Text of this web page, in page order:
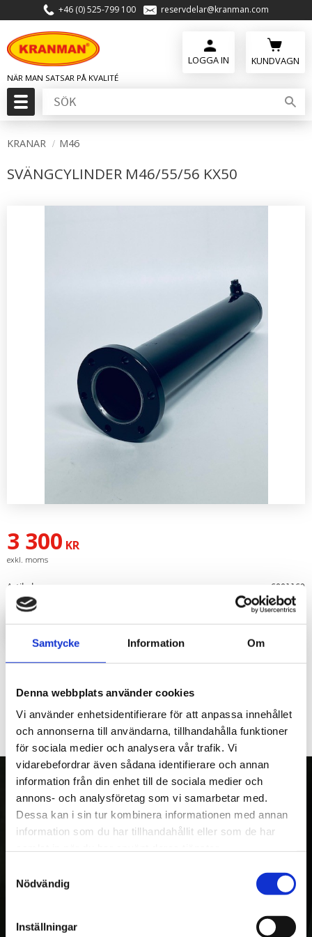
Samtycke Information Om
Denna webbplats använder cookies
Vi använder enhetsidentifierare för att anpassa innehållet
och annonserna till användarna, tillhandahålla funktioner
för sociala medier och analysera vår trafik. Vi
vidarebefordrar även sådana identifierare och annan
information från din enhet till de sociala medier och
annons- och analysföretag som vi samarbetar med.
Dessa kan i sin tur kombinera informationen med annan
information som du har tillhandahållit eller som de har
Nödvändig
Inställningar
Meny
+46 (0) 525-799 100 reservdelar@kranman.com
KUNDVAGN
KRANAR M46
SVÄNGCYLINDER M46/55/56 KX50
3 300 KR
Artikelnr 6001169
LOGGA IN FÖR ATT HANDLA
OM OSS
Kranman AB tillverkar och säljer vagnar,
skogs- och entreprenadmaskiner. Med över
tillverkning, var Kranman först i världen med